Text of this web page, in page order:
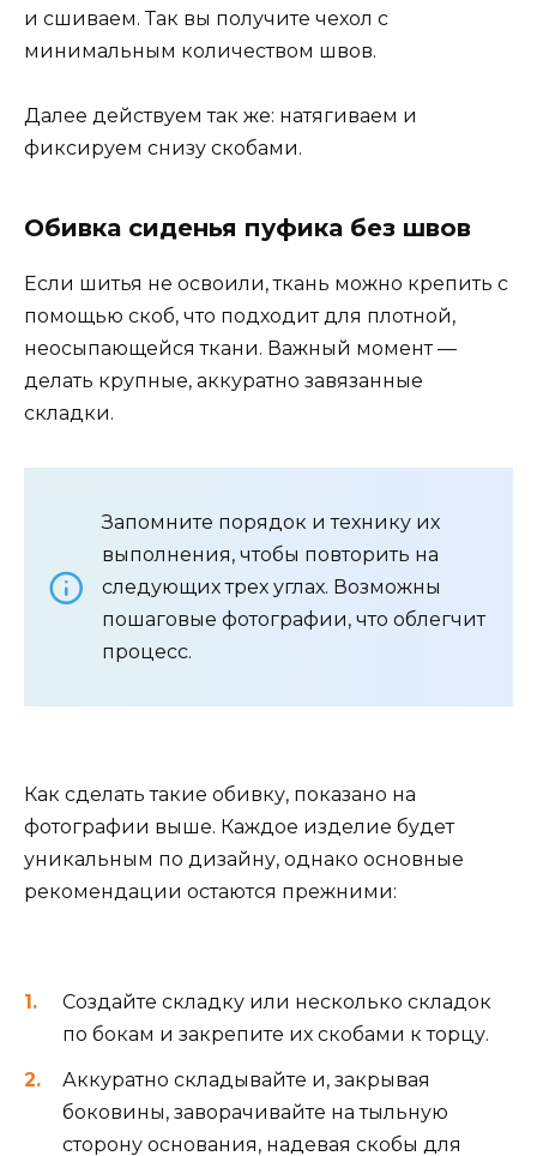
и сшиваем. Так вы получите чехол с
минимальным количеством швов.
Далее действуем так же: натягиваем и
фиксируем снизу скобами.
Обивка сиденья пуфика без швов
Если шитья не освоили, ткань можно крепить с
помощью скоб, что подходит для плотной,
неосыпающейся ткани. Важный момент —
делать крупные, аккуратно завязанные
складки.
Запомните порядок и технику их
выполнения, чтобы повторить на
следующих трех углах. Возможны
пошаговые фотографии, что облегчит
процесс.
Как сделать такие обивку, показано на
фотографии выше. Каждое изделие будет
уникальным по дизайну, однако основные
рекомендации остаются прежними:
Создайте складку или несколько складок
по бокам и закрепите их скобами к торцу.
Аккуратно складывайте и, закрывая
боковины, заворачивайте на тыльную
сторону основания, надевая скобы для